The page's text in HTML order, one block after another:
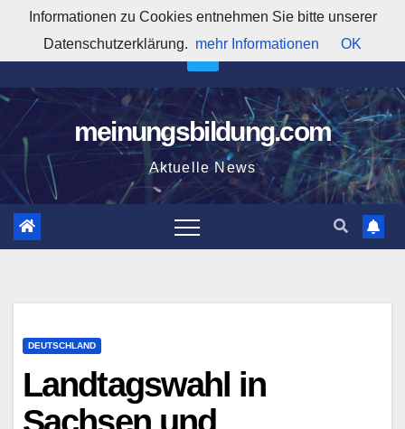
springen
1:40:12 AM
meinungsbildung.com
Aktuelle News
DEUTSCHLAND
Landtagswahl in
Informationen zu Cookies entnehmen Sie bitte unserer
Datenschutzerklärung. mehr Informationen OK